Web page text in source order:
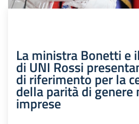
La ministra Bonetti e
di UNI Rossi
di riferimento per la
della parità di genere
imprese